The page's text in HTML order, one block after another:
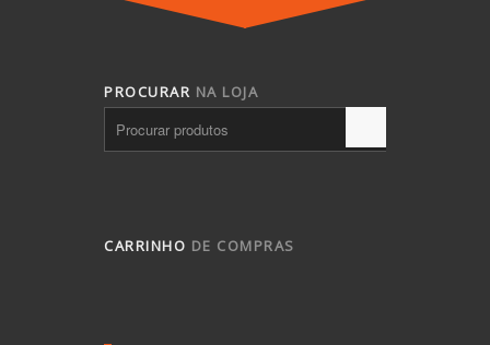
PROCURAR NA LOJA
CARRINHO DE COMPRAS